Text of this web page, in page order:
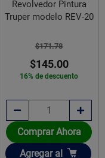
Revolvedor Pintura
Truper modelo REV-20
$171.78
$145.00
16% de descuento
Comprar Ahora
Añadir
Agregar al